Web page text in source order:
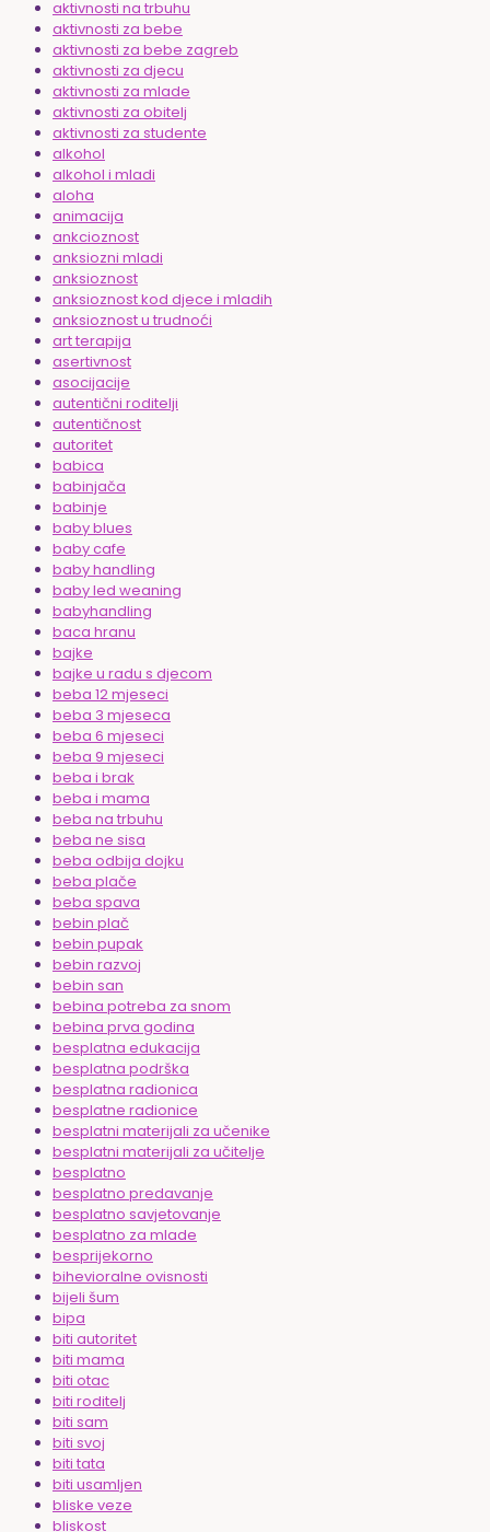
aktivnosti na trbuhu
aktivnosti za bebe
aktivnosti za bebe zagreb
aktivnosti za djecu
aktivnosti za mlade
aktivnosti za obitelj
aktivnosti za studente
alkohol
alkohol i mladi
aloha
animacija
ankcioznost
anksiozni mladi
anksioznost
anksioznost kod djece i mladih
anksioznost u trudnoći
art terapija
asertivnost
asocijacije
autentični roditelji
autentičnost
autoritet
babica
babinjača
babinje
baby blues
baby cafe
baby handling
baby led weaning
babyhandling
baca hranu
bajke
bajke u radu s djecom
beba 12 mjeseci
beba 3 mjeseca
beba 6 mjeseci
beba 9 mjeseci
beba i brak
beba i mama
beba na trbuhu
beba ne sisa
beba odbija dojku
beba plače
beba spava
bebin plač
bebin pupak
bebin razvoj
bebin san
bebina potreba za snom
bebina prva godina
besplatna edukacija
besplatna podrška
besplatna radionica
besplatne radionice
besplatni materijali za učenike
besplatni materijali za učitelje
besplatno
besplatno predavanje
besplatno savjetovanje
besplatno za mlade
besprijekorno
bihevioralne ovisnosti
bijeli šum
bipa
biti autoritet
biti mama
biti otac
biti roditelj
biti sam
biti svoj
biti tata
biti usamljen
bliske veze
bliskost